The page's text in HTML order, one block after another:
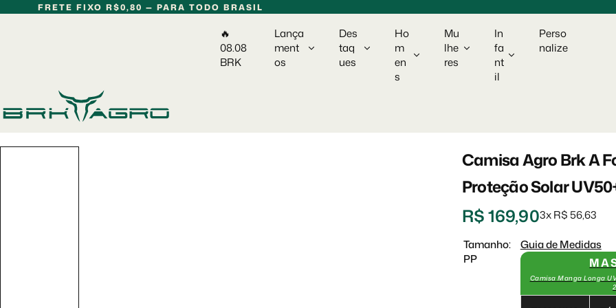
FRETE FIXO R$0,80 — PARA TODO BRASIL
🔥
08.08
BRK
Lança
ment
os
Des
taq
ues
Ho
m
en
s
Mu
lhe
res
In
fa
nt
il
Perso
nalize
Camisa Agro Brk A
Proteção Solar
P
r
R$ 169,903x R$ 56,63
Tamanho:
PP
Guia de Medidas
Camisa Manga Longa
a
a